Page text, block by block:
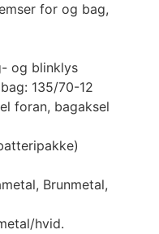
for og bag,
og blinklys
135/70-12
foran, bagaksel
Brunmetal,
hvid.